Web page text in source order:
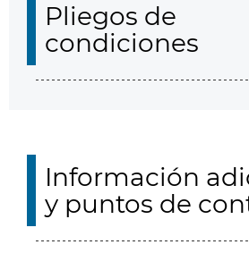
Pliegos de
condiciones
Información
y puntos de